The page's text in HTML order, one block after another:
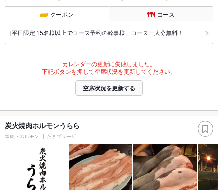
クーポン コース
[平日限定]15名様以上でコース予約の幹事様、コース一人分無料！
カレンダーの更新に失敗しました。
下記ボタンを押して空席状況を更新してください。
空席状況を更新する
炭火焼肉ホルモンうらら
焼肉・ホルモン たまプラーザ